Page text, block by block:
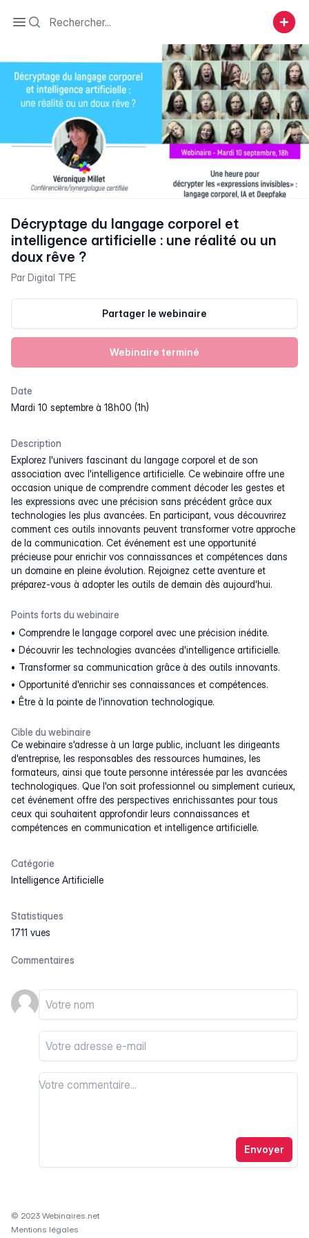
Open sidebar
Search
Décryptage du langage corporel et
intelligence artificielle : une réalité ou un
doux rêve ?
ParDigital TPE
Partager le webinaire
Webinaire terminé
Date
mardi 10 septembre à 18h00 (1h)
Description
Explorez l'univers fascinant du langage corporel et de son
association avec l'intelligence artificielle. Ce webinaire offre une
occasion unique de comprendre comment décoder les gestes et
les expressions avec une précision sans précédent grâce aux
technologies les plus avancées. En participant, vous découvrirez
comment ces outils innovants peuvent transformer votre approche
de la communication. Cet événement est une opportunité
précieuse pour enrichir vos connaissances et compétences dans
un domaine en pleine évolution. Rejoignez cette aventure et
préparez-vous à adopter les outils de demain dès aujourd'hui.
Points forts du webinaire
Comprendre le langage corporel avec une précision inédite.
Découvrir les technologies avancées d'intelligence artificielle.
Transformer sa communication grâce à des outils innovants.
Opportunité d'enrichir ses connaissances et compétences.
Être à la pointe de l'innovation technologique.
Cible du webinaire
Ce webinaire s'adresse à un large public, incluant les dirigeants
d'entreprise, les responsables des ressources humaines, les
formateurs, ainsi que toute personne intéressée par les avancées
technologiques. Que l'on soit professionnel ou simplement curieux,
cet événement offre des perspectives enrichissantes pour tous
ceux qui souhaitent approfondir leurs connaissances et
compétences en communication et intelligence artificielle.
Catégorie
Intelligence Artificielle
Statistiques
1711 vues
Commentaires
Votre nom
Votre email
Votre commentaire
Votre commentaire
Envoyer
© 2023 Webinaires.net
Mentions légales